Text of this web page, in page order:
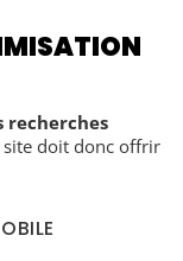
recherches
site doit donc offrir